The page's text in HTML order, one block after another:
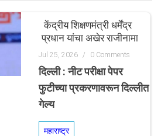
केंद्रीय शिक्षणमंत्री धर्मेंद्र
प्रधान यांचा अखेर राजीनामा
Jul 25, 2026 / 0 Comments
दिल्ली : नीट परीक्षा पेपर
फुटीच्या प्रकरणावरून दिल्लीत
गेल्य
महाराष्ट्र